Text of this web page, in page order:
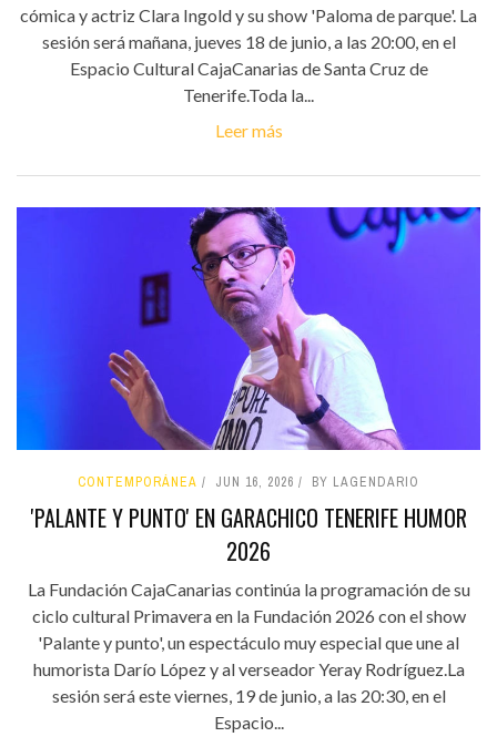
cómica y actriz Clara Ingold y su show 'Paloma de parque'. La
sesión será mañana, jueves 18 de junio, a las 20:00, en el
Espacio Cultural CajaCanarias de Santa Cruz de
Tenerife.Toda la...
Leer más
CONTEMPORÁNEA JUN 16, 2026 BY LAGENDARIO
'PALANTE Y PUNTO' EN GARACHICO TENERIFE HUMOR
2026
La Fundación CajaCanarias continúa la programación de su
ciclo cultural Primavera en la Fundación 2026 con el show
'Palante y punto', un espectáculo muy especial que une al
humorista Darío López y al verseador Yeray Rodríguez.La
sesión será este viernes, 19 de junio, a las 20:30, en el
Espacio...